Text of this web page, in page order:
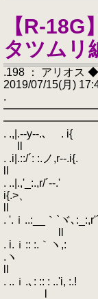
【R-
タツムリ
.198 ： アリオス
2019/07/15(月)
.
. .,|.-
. .i|.::/
. ..|.,'_:.,r/´-‐.'
ll
. '.ｉ
. i.ｉ:: :.｀ヽ,:
.
ll
. ..ｉ.